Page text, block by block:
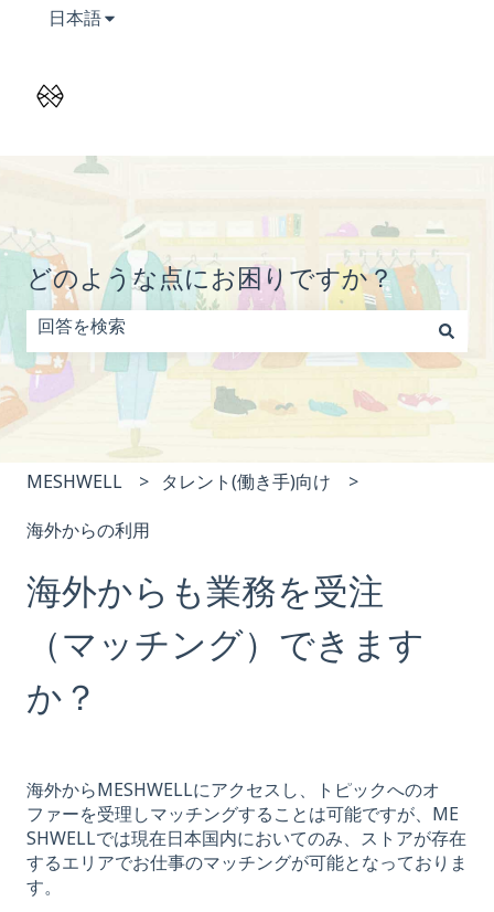
日本語翻訳のサブメニューを表示
どのような点にお困りですか？
検索フィールドが空なので、候補はありません。
MESHWELL
タレント(働き手)向け
海外からの利用
海外からも業務を受注
（マッチング）できます
か？
海外からMESHWELLにアクセスし、トピックへのオ
ファーを受理しマッチングすることは可能ですが、ME
SHWELLでは現在日本国内においてのみ、ストアが存在
するエリアでお仕事のマッチングが可能となっておりま
す。